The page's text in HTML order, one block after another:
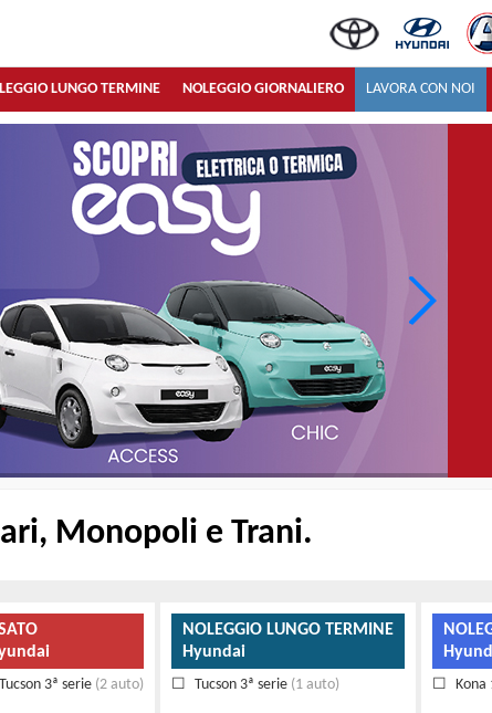
LUNGO TERMINE NOLEGGIO GIORNALIERO LAVORA CON NOI
Monopoli e Trani.
Tucson 3ª serie (2 auto)
NOLEGGIO LUNGO TERMINE
Hyundai
Tucson 3ª serie (1 auto) Kona